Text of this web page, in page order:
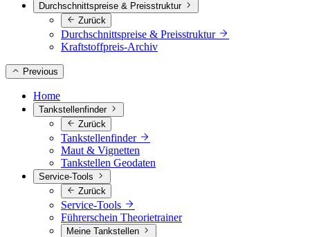
Durchschnittspreise & Preisstruktur
Zurück
Durchschnittspreise & Preisstruktur
Kraftstoffpreis-Archiv
Previous
Home
Tankstellenfinder
Zurück
Tankstellenfinder
Maut & Vignetten
Tankstellen Geodaten
Service-Tools
Zurück
Service-Tools
Führerschein Theorietrainer
Meine Tankstellen